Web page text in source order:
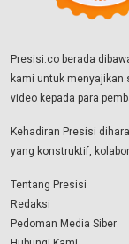
Presisi.co berada
kami untuk
video kepada para
Kehadiran Presisi
yang konstruktif,
Tentang Presisi
Redaksi
Pedoman Media Siber